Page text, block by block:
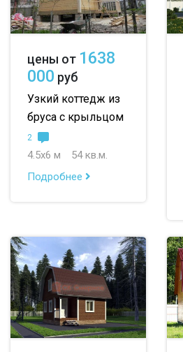
цены от 1638
000 руб
Узкий коттедж из
бруса с крыльцом
2
4.5х6 м
54 кв.м.
Подробнее